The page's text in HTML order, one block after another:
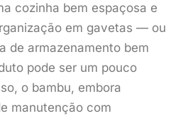
cozinha bem espaçosa e
em gavetas — ou
de armazenamento bem
pode ser um pouco
o bambu, embora
manutenção com